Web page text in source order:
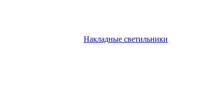
Накладные светильники